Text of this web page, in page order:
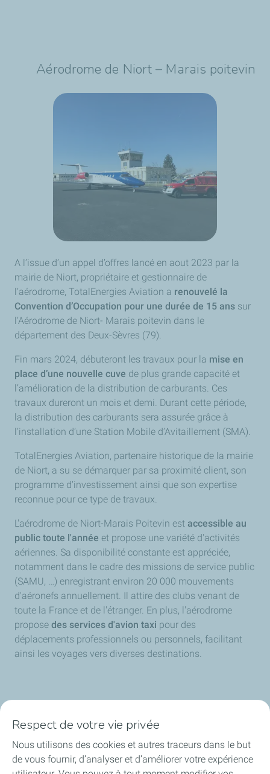
Aérodrome de Niort – Marais poitevin
A l’issue d’un appel d’offres lancé en aout 2023 par la
mairie de Niort, propriétaire et gestionnaire de
l’aérodrome, TotalEnergies Aviation a renouvelé la
Convention d’Occupation pour une durée de 15 ans sur
l’Aérodrome de Niort- Marais poitevin dans le
département des Deux-Sèvres (79).
Fin mars 2024, débuteront les travaux pour la mise en
place d’une nouvelle cuve de plus grande capacité et
l’amélioration de la distribution de carburants. Ces
travaux dureront un mois et demi. Durant cette période,
la distribution des carburants sera assurée grâce à
l’installation d’une Station Mobile d’Avitaillement (SMA).
TotalEnergies Aviation, partenaire historique de la mairie
de Niort, a su se démarquer par sa proximité client, son
programme d’investissement ainsi que son expertise
reconnue pour ce type de travaux.
L'aérodrome de Niort-Marais Poitevin est accessible au
public toute l'année et propose une variété d'activités
aériennes. Sa disponibilité constante est appréciée,
notamment dans le cadre des missions de service public
(SAMU, …) enregistrant environ 20 000 mouvements
d'aéronefs annuellement. Il attire des clubs venant de
toute la France et de l'étranger. En plus, l'aérodrome
propose des services d'avion taxi pour des
déplacements professionnels ou personnels, facilitant
ainsi les voyages vers diverses destinations.
Accueil
Respect de votre vie privée
Nous utilisons des cookies et autres traceurs dans le but
de vous fournir, d’analyser et d’améliorer votre expérience